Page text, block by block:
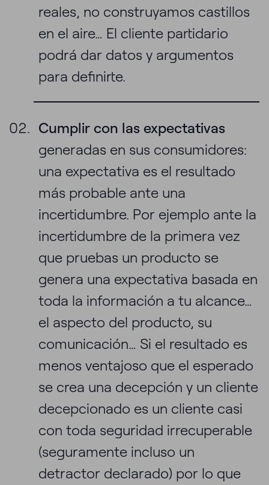
reales, no construyamos castillos
en el aire… El cliente partidario
podrá dar datos y argumentos
para definirte.
Cumplir con las expectativas
generadas en sus consumidores:
una expectativa es el resultado
más probable ante una
incertidumbre. Por ejemplo ante la
incertidumbre de la primera vez
que pruebas un producto se
genera una expectativa basada en
toda la información a tu alcance…
el aspecto del producto, su
comunicación… Si el resultado es
menos ventajoso que el esperado
se crea una decepción y un cliente
decepcionado es un cliente casi
con toda seguridad irrecuperable
(seguramente incluso un
detractor declarado) por lo que